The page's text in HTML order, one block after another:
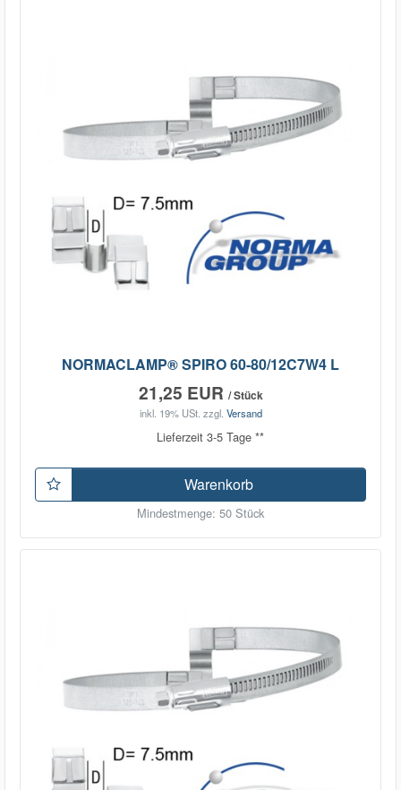
NORMACLAMP® SPIRO 60-80/12C7W4 L
21,25 EUR / Stück
inkl. 19% USt. zzgl. Versand
Lieferzeit 3-5 Tage **
Warenkorb
Mindestmenge: 50 Stück